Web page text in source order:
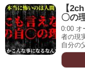
【
〇の
0:00 オ
者の現
自分の